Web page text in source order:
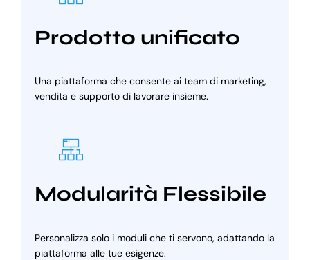
Prodotto unificato
Una piattaforma che consente ai team di marketing,
vendita e supporto di lavorare insieme.
Modularità Flessibile
Personalizza solo i moduli che ti servono, adattando la
piattaforma alle tue esigenze.